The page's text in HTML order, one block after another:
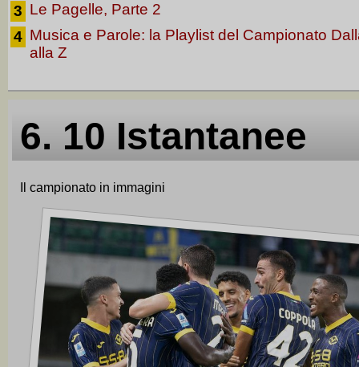
3 Le Pagelle, Parte 2
4 Musica e Parole: la Playlist del Campionato
alla Z
6. 10 Istantanee
Il campionato in immagini